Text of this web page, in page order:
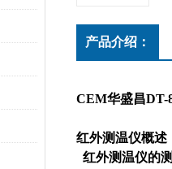
产品介绍：
CEM华盛昌DT-
红外测温仪概述
红外测温仪的